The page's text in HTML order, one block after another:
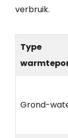
verbruik.
Type
Grond-